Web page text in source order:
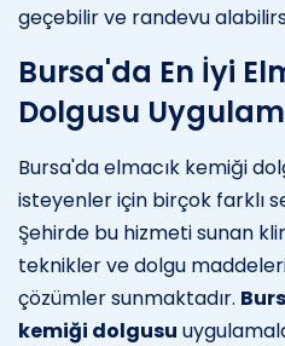
geçebilir ve randevu
Bursa'da En İyi
Dolgusu
Bursa'da elmacık kemiği
isteyenler için birçok farklı
Şehirde bu hizmeti sunan
teknikler ve dolgu
çözümler sunmaktadır.
kemiği dolgusu